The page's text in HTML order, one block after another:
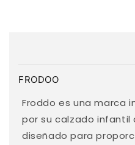
n
t
e
n
FRODOO
Froddo es una marca
por su calzado infantil
diseñado para